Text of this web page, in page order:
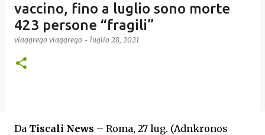
vaccino, fino a luglio sono morte
423 persone “fragili”
viaggrego viaggrego - luglio 28, 2021
Da Tiscali News – Roma, 27 lug. (Adnkronos